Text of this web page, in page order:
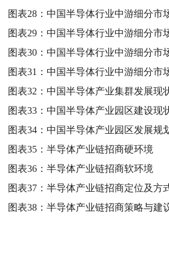
图表28：中国半导体行业中游细分市
图表29：中国半导体行业中游细分市
图表30：中国半导体行业中游细分市
图表31：中国半导体行业中游细分市
图表32：中国半导体产业集群发展现
图表33：中国半导体产业园区建设现
图表34：中国半导体产业园区发展规
图表35：半导体产业链招商硬环境
图表36：半导体产业链招商软环境
图表37：半导体产业链招商定位及方
图表38：半导体产业链招商策略与建